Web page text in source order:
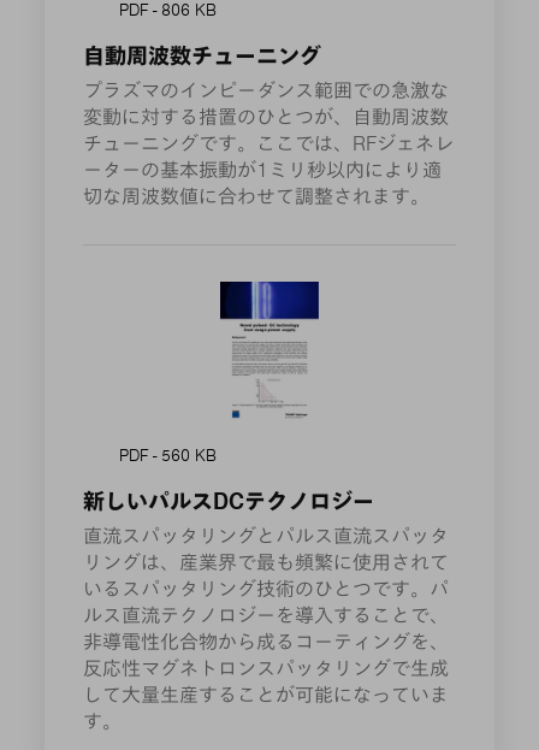
PDF - 806 KB
自動周波数チューニング
プラズマのインピーダンス範囲での急激な
変動に対する措置のひとつが、自動周波数
チューニングです。ここでは、RFジェネレ
ーターの基本振動が1ミリ秒以内により適
切な周波数値に合わせて調整されます。
PDF - 560 KB
新しいパルスDCテクノロジー
直流スパッタリングとパルス直流スパッタ
リングは、産業界で最も頻繁に使用されて
いるスパッタリング技術のひとつです。パ
ルス直流テクノロジーを導入することで、
非導電性化合物から成るコーティングを、
反応性マグネトロンスパッタリングで生成
して大量生産することが可能になっていま
す。